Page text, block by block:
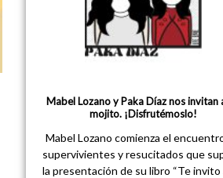
Mabel Lozano y Paka Díaz nos invitan
mojito. ¡Disfrutémoslo!
Mabel Lozano comienza el
supervivientes y resucitados que
la presentación de su libro “Te invito